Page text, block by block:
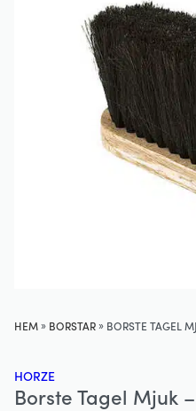
HEM» BORSTAR» BORSTE TAGEL
HORZE
Borste Tagel Mjuk